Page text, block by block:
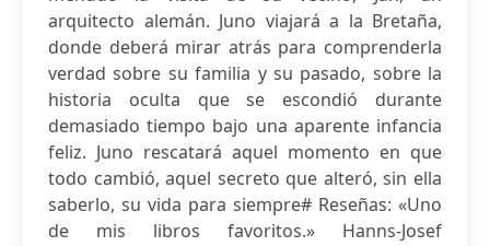
arquitecto alemán. Juno viajará a la Bretaña,
donde deberá mirar atrás para comprenderla
verdad sobre su familia y su pasado, sobre la
historia oculta que se escondió durante
demasiado tiempo bajo una aparente infancia
feliz. Juno rescatará aquel momento en que
todo cambió, aquel secreto que alteró, sin ella
saberlo, su vida para siempre# Reseñas: «Uno
de mis libros favoritos.» Hanns-Josef